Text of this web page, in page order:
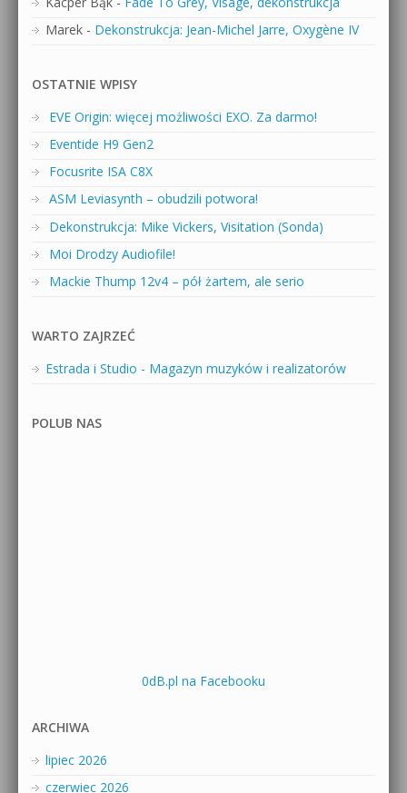
Marek - Dekonstrukcja: Jean-Michel Jarre, Oxygène IV
OSTATNIE WPISY
EVE Origin: więcej możliwości EXO. Za darmo!
Eventide H9 Gen2
Focusrite ISA C8X
ASM Leviasynth – obudzili potwora!
Dekonstrukcja: Mike Vickers, Visitation (Sonda)
Moi Drodzy Audiofile!
Mackie Thump 12v4 – pół żartem, ale serio
WARTO ZAJRZEĆ
Estrada i Studio - Magazyn muzyków i realizatorów
POLUB NAS
0dB.pl na Facebooku
ARCHIWA
lipiec 2026
czerwiec 2026